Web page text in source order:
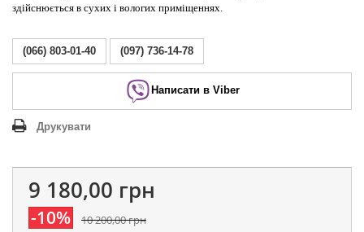
здійснюється в сухих і вологих приміщеннях.
(066) 803-01-40 (097) 736-14-78
Написати в Viber
Друкувати
9 180,00 грн
-10% 10 200,00 грн